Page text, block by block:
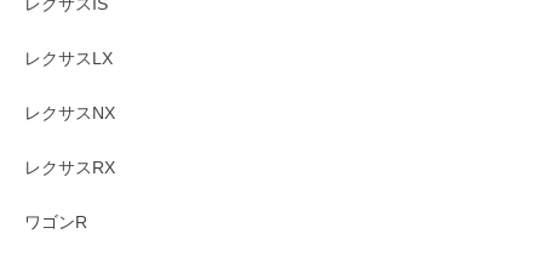
レクサスLX
レクサスNX
レクサスRX
ワゴンR